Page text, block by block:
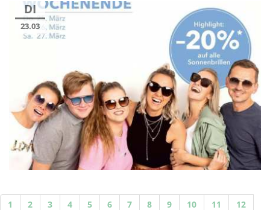
DI
23.03
1 2 3 4 5 6 7 8 9 10 11
12